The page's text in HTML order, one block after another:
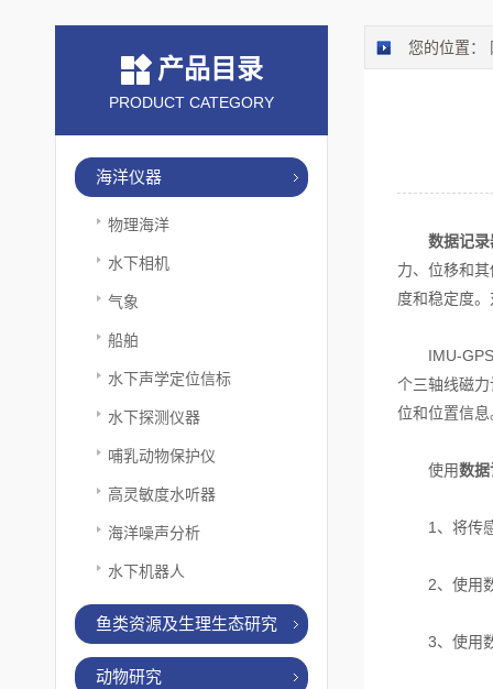
产品目录
PRODUCT CATEGORY
海洋仪器
物理海洋
水下相机
气象
船舶
水下声学定位信标
水下探测仪器
哺乳动物保护仪
高灵敏度水听器
海洋噪声分析
水下机器人
鱼类资源及生理生态研究
动物研究
您的位置：
数据记录
力、位移和
度和稳定度
IMU-GPS
个三轴线磁
位和位置信
使用数据
1、将传感
2、使用数
3、使用数